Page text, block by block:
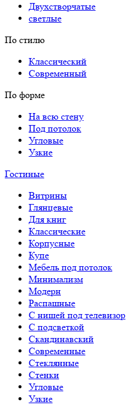
Двухстворчатые
светлые
По стилю
Классический
Современный
По форме
На всю стену
Под потолок
Угловые
Узкие
Гостиные
Витрины
Глянцевые
Для книг
Классические
Корпусные
Купе
Мебель под потолок
Минимализм
Модерн
Распашные
С нишей под телевизор
С подсветкой
Скандинавский
Современные
Стеклянные
Стенки
Угловые
Узкие